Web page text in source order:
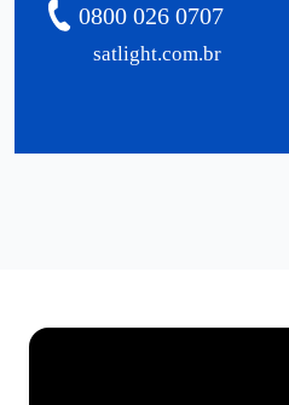
satlight.com.br
0800 026 0707